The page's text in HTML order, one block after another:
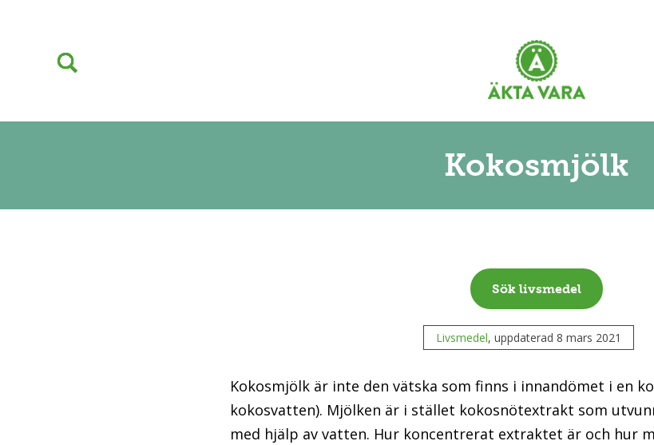
Kokosmjölk
Sök livsmedel
Livsmedel, uppdaterad 8 mars 2021
Kokosmjölk är inte den vätska som finns i innandömet i en
kokosvatten). Mjölken är i stället kokosnötextrakt som
med hjälp av vatten. Hur koncentrerat extraktet är och hur